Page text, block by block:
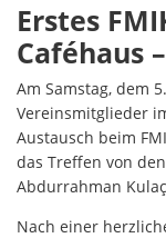
Erstes
Caféhaus
Am Samstag, dem
Vereinsmitglieder
Austausch beim
das Treffen von
Abdurrahman
Nach einer